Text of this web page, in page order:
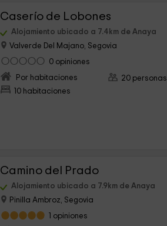
Caserío de Lobones
Alojamiento ubicado a 7.4km de Anaya
Valverde Del Majano, Segovia
0 opiniones
Por habitaciones
10 habitaciones
20 personas
Camino del Prado
Alojamiento ubicado a 7.9km de Anaya
Pinilla Ambroz, Segovia
1 opiniones